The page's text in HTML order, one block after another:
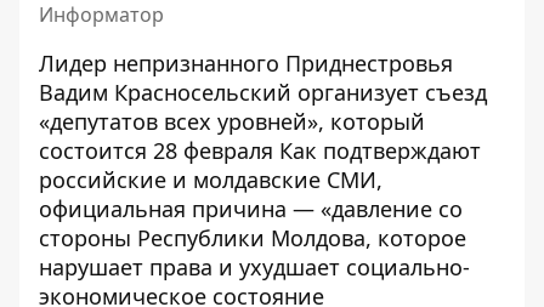
Информатор
Лидер непризнанного Приднестровья
Вадим Красносельский организует съезд
«депутатов всех уровней», который
состоится 28 февраля Как подтверждают
российские и молдавские СМИ,
официальная причина — «давление со
стороны Республики Молдова, которое
нарушает права и ухудшает социально-
экономическое состояние